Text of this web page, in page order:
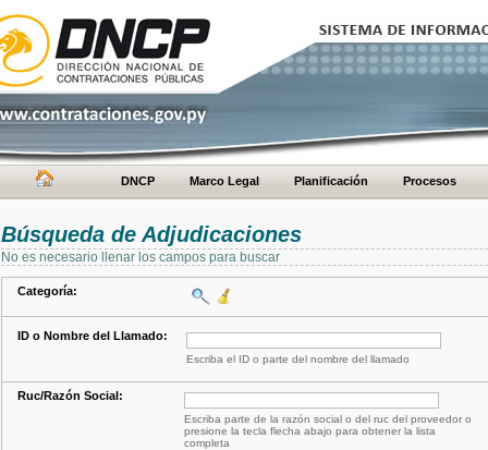
DNCP Marco Legal Planificación Procesos
Búsqueda de Adjudicaciones
No es necesario llenar los campos para buscar
Categoría:
ID o Nombre del Llamado:
Escriba el ID o parte del nombre del llamado
Ruc/Razón Social:
Escriba parte de la razón social o del ruc del proveedor o
presione la tecla flecha abajo para obtener la lista
completa